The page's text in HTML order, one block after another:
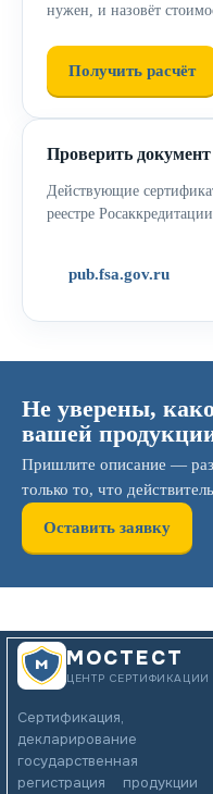
нужен, и назовёт
Получить расчёт
Проверить документ
Действующие
реестре
pub.fsa.gov.ru
Не уверены,
вашей
Пришлите описание —
только то, что
Оставить заявку
МОСТЕСТ
ЦЕНТР СЕРТИФИКАЦИИ
Сертификация,
декларирование
государственная
регистрация продукции